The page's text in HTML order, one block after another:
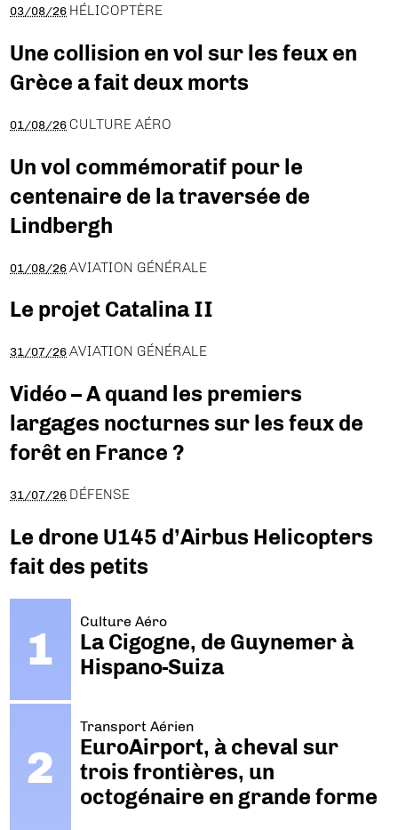
03/08/26 HÉLICOPTÈRE
Une collision en vol sur les feux en
Grèce a fait deux morts
01/08/26 CULTURE AÉRO
Un vol commémoratif pour le
centenaire de la traversée de
Lindbergh
01/08/26 AVIATION GÉNÉRALE
Le projet Catalina II
31/07/26 AVIATION GÉNÉRALE
Vidéo – A quand les premiers
largages nocturnes sur les feux de
forêt en France ?
31/07/26 DÉFENSE
Le drone U145 d’Airbus Helicopters
fait des petits
Culture Aéro
La Cigogne, de Guynemer à
Hispano-Suiza
Transport Aérien
EuroAirport, à cheval sur
trois frontières, un
octogénaire en grande forme